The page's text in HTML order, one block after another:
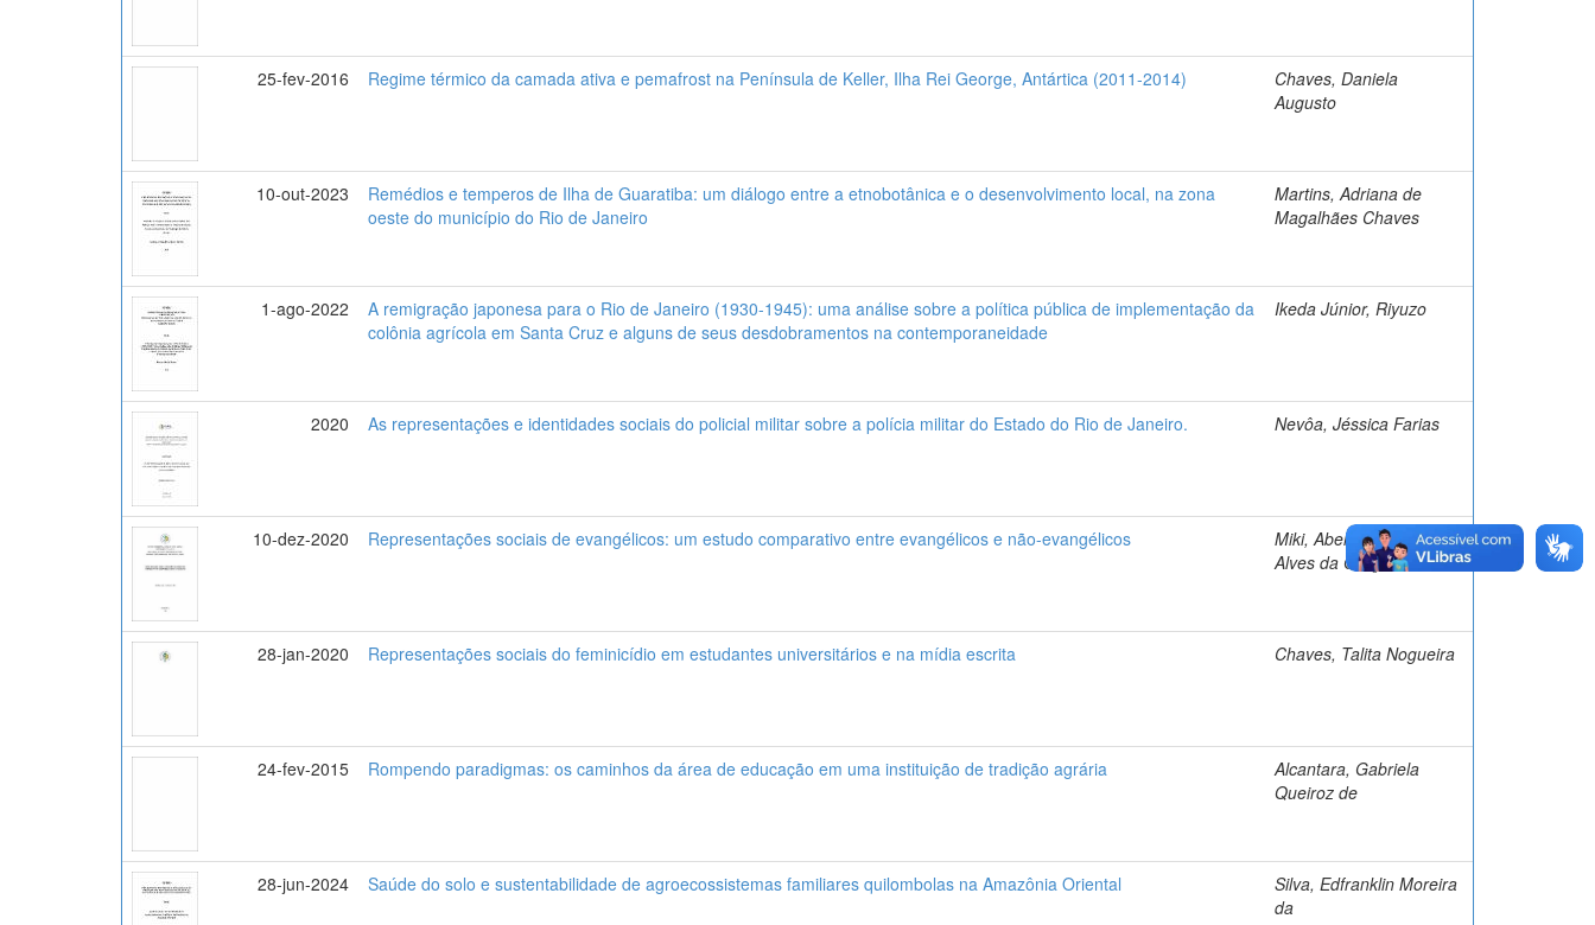
25-fev-2016 Regime térmico da camada ativa e pemafrost na Península de Keller, Ilha Rei George, Antártica (2011-2014)
Chaves, Daniela
Augusto
10-out-2023
Remédios e temperos de Ilha de Guaratiba: um diálogo entre a etnobotânica e o desenvolvimento local, na zona
oeste do município do Rio de Janeiro
Martins, Adriana de
Magalhães Chaves
1-ago-2022
A remigração japonesa para o Rio de Janeiro (1930-1945): uma análise sobre a política pública de implementação da
colônia agrícola em Santa Cruz e alguns de seus desdobramentos na contemporaneidade
Ikeda Júnior, Riyuzo
2020 As representações e identidades sociais do policial militar sobre a polícia militar do Estado do Rio de Janeiro. Nevôa, Jéssica Farias
10-dez-2020 Representações sociais de evangélicos: um estudo comparativo entre evangélicos e não-evangélicos
Miki, Abel Jorge Luiz
Alves da Graça
28-jan-2020 Representações sociais do feminicídio em estudantes universitários e na mídia escrita Chaves, Talita Nogueira
24-fev-2015 Rompendo paradigmas: os caminhos da área de educação em uma instituição de tradição agrária
Alcantara, Gabriela
Queiroz de
28-jun-2024 Saúde do solo e sustentabilidade de agroecossistemas familiares quilombolas na Amazônia Oriental
Silva, Edfranklin Moreira
da